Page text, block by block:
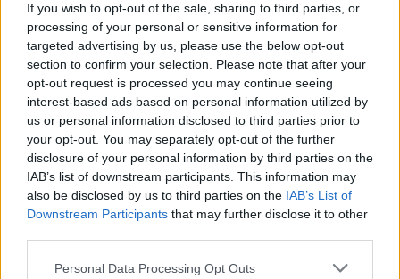
If you wish to opt-out of the sale, sharing to third parties, or
processing of your personal or sensitive information for
targeted advertising by us, please use the below opt-out
section to confirm your selection. Please note that after your
opt-out request is processed you may continue seeing
interest-based ads based on personal information utilized by
us or personal information disclosed to third parties prior to
your opt-out. You may separately opt-out of the further
disclosure of your personal information by third parties on the
IAB’s list of downstream participants. This information may
also be disclosed by us to third parties on the IAB’s List of
Downstream Participants that may further disclose it to other
Please note that this website/app uses one or more Google
Personal Data Processing Opt Outs
Γάζα
«Η μεγαλύτερη καταιγίδαστην Μπαΐα
Μπλάνκα είχε λάβει χώρα το 1930», όταν
είχε σημειωθεί βροχόπτωση «175
χιλιοστών», ενώ αυτή που έπληξε την πόλη
χθες «είναι σχεδόν τριπλάσια», εξήγησε ο κ.
Αλόνσο. Κάπου 1.321 κάτοικοι χρειάστηκε
να απομακρυνθούν εσπευσμένα από τα
σπίτια τους, σύμφωνα με το γραφείο του